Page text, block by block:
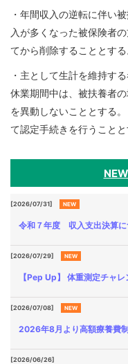
・年間収入の逆転に伴い
入が多くなった被保険者
てから削除することとする
・主として生計を維持す
休業期間中は、被扶養者
を異動しないこととする
て認定手続きを行うことと
[2026/07/31] NEW
令和７年度 収入支出決算に
[2026/07/29] NEW
【Pep Up】 体重測定チャ
[2026/07/08] NEW
2026年8月より高額療養費
[2026/06/26]